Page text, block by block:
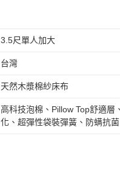
3.5尺單人加大
台灣
天然木漿棉紗床布
高科技泡棉、Pillow Top舒適層
化、超彈性袋裝彈簧、防螨抗菌